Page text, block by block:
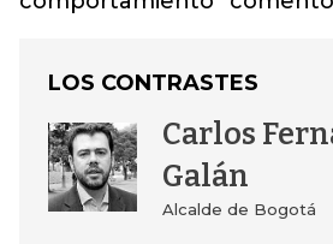
LOS CONTRASTES
Carlos
Galán
Alcalde de Bogotá